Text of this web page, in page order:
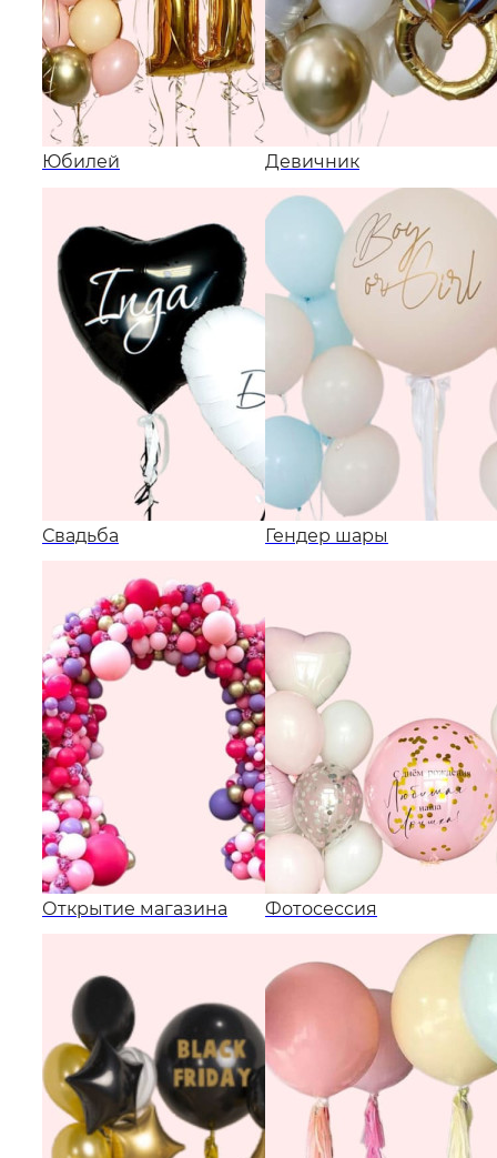
Юбилей Девичник
Свадьба Гендер шары
Открытие магазина Фотосессия